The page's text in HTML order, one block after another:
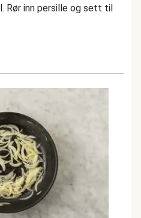
Rør inn persille og sett til